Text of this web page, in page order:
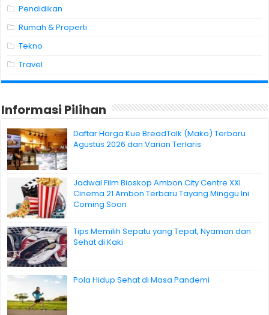
Pendidikan
Rumah & Properti
Tekno
Travel
Informasi Pilihan
Daftar Harga Kue BreadTalk (Mako) Terbaru
Agustus 2026 dan Varian Terlaris
Jadwal Film Bioskop Ambon City Centre XXI
Cinema 21 Ambon Terbaru Tayang Minggu Ini
Coming Soon
Tips Memilih Sepatu yang Tepat, Nyaman dan
Sehat di Kaki
Pola Hidup Sehat di Masa Pandemi